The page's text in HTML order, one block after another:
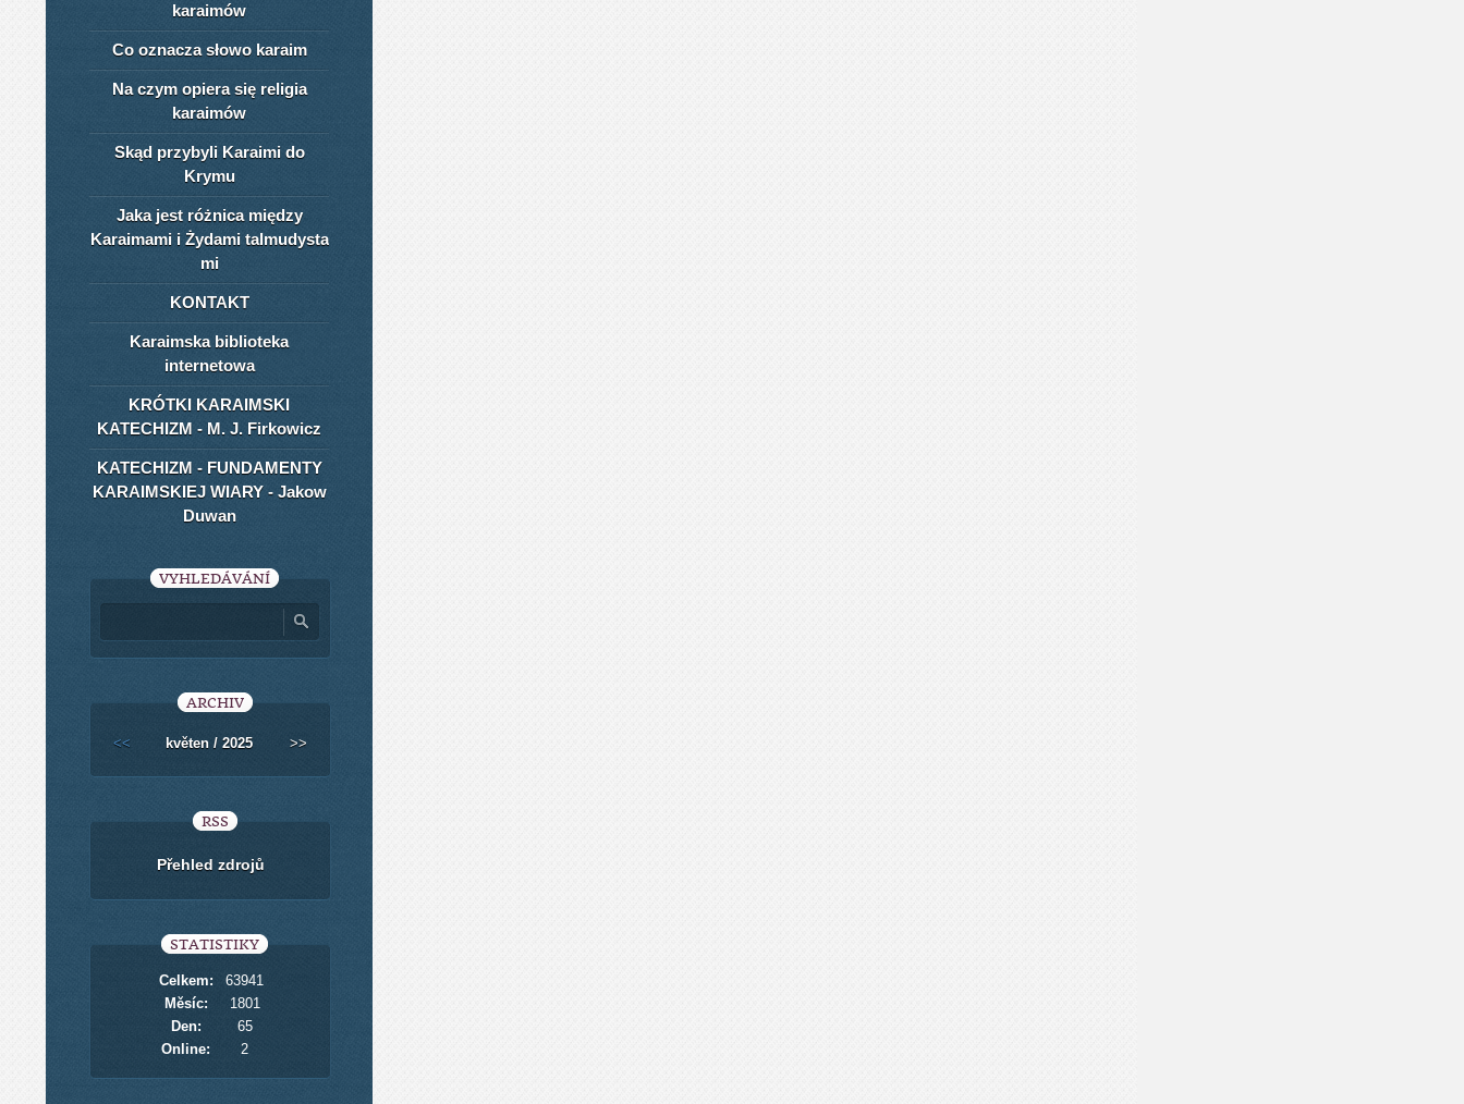
karaimów
Co oznacza słowo karaim
Na czym opiera się religia
karaimów
Skąd przybyli Karaimi do
Krymu
Jaka jest różnica między
Karaimami i Żydami talmudysta​
mi
KONTAKT
Karaimska biblioteka
internetowa
KRÓTKI KARAIMSKI
KATECHIZM - M. J. Firkowicz
KATECHIZM - FUNDAMENTY
KARAIMSKIEJ WIARY - Jakow
Duwan
VYHLEDÁVÁNÍ
ARCHIV
<< květen / 2025 >>
RSS
Přehled zdrojů
STATISTIKY
Online: 2
Celkem:
63941
Měsíc:
1801
Den:
65